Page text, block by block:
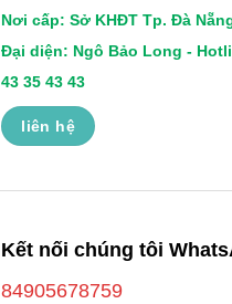
Nơi cấp: Sở KHĐT Tp. Đà
Đại diện: Ngô Bảo Long -
43 35 43 43
liên hệ
Kết nối chúng tôi
84905678759